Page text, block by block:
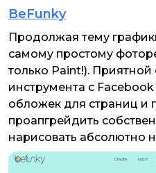
BeFunky
Продолжая тему
самому простому
только Paint!).
инструмента с
обложек для страниц и
проапгрейдить
нарисовать абсолютно